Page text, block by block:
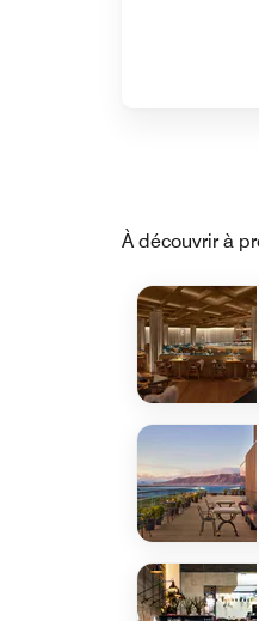
À découvrir à
undefined
undefined The